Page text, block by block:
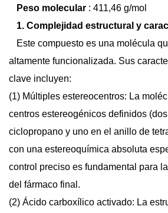
Peso molecular : 411,46 g/mol
1. Complejidad estructural y
Este compuesto es una molécula
altamente funcionalizada. Sus
clave incluyen:
(1) Múltiples estereocentros: La
centros estereogénicos definidos
ciclopropano y uno en el anillo de
con una estereoquímica absoluta
control preciso es fundamental para
del fármaco final.
(2) Ácido carboxílico activado: La